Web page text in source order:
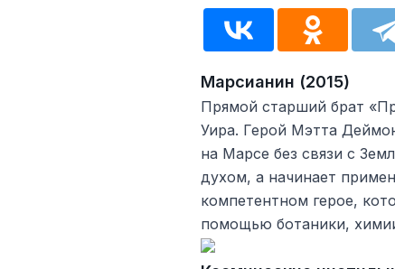
Марсианин (2015)
Прямой старший брат
Уира. Герой Мэтта
на Марсе без связи с
духом, а начинает
компетентном герое,
помощью ботаники,